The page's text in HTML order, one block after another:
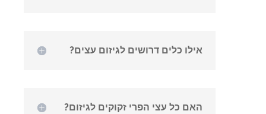
אילו כלים דרושים לגיזום עצים?
האם כל עצי הפרי זקוקים לגיזום?